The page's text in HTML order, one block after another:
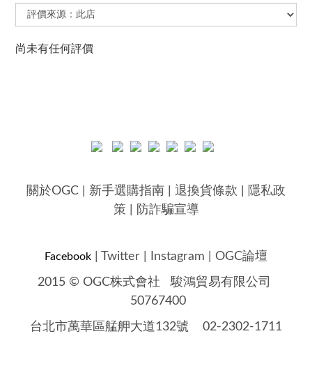
尚未有任何評價
關於OGC 新手選購指南 退換貨條款
隱私政
策
防詐騙宣導
Facebook Twitter Instagram OGC論壇
2015 © OGC株式會社駿鴻貿易有限公司
50767400
台北市萬華區艋舺大道132號 02-2302-1711